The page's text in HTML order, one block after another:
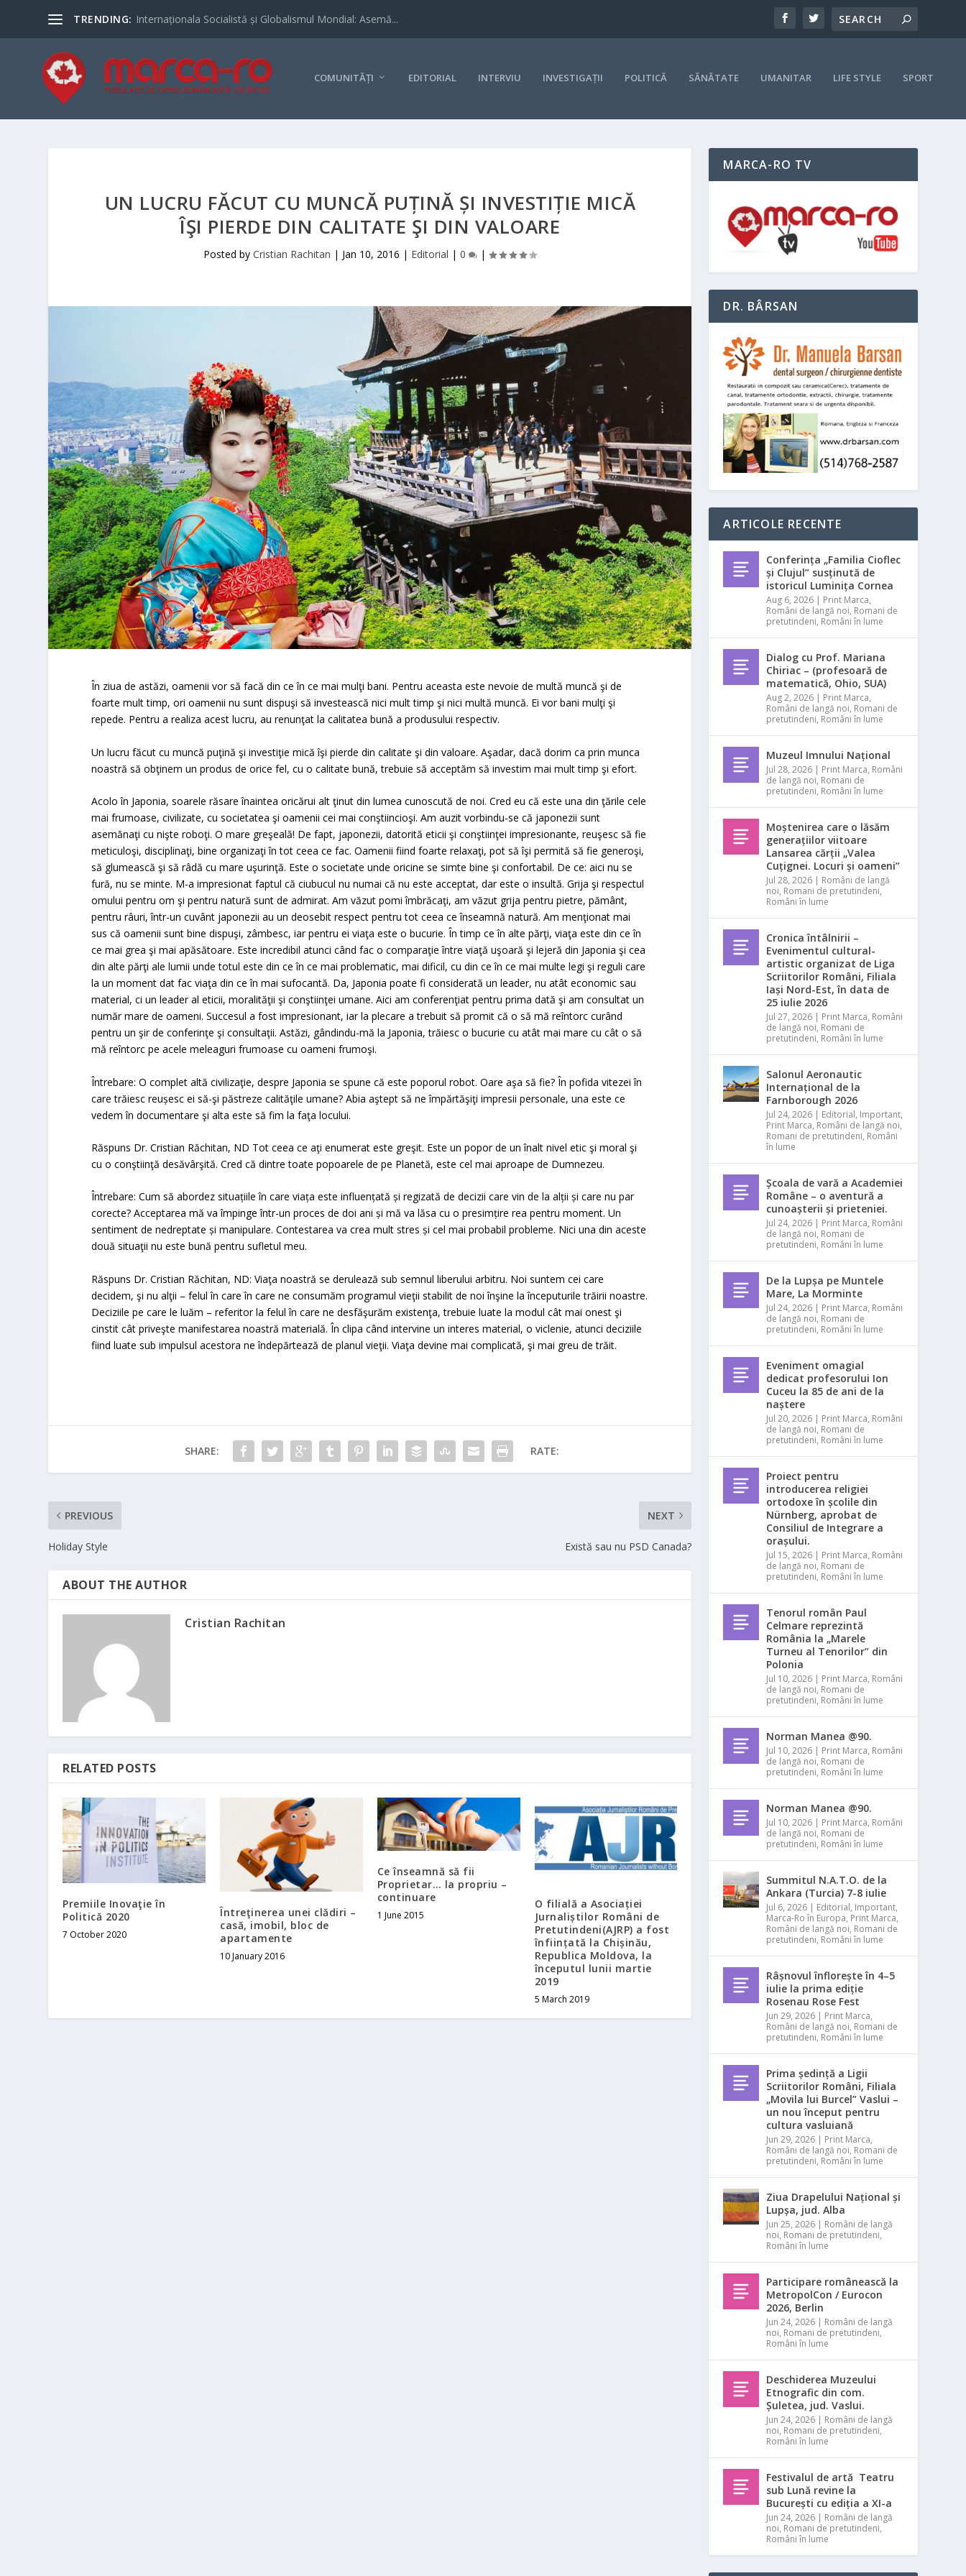
TRENDING: Internaționala Socialistă și Globalismul Mondial: Asemă...
COMUNITĂȚI EDITORIAL INTERVIU INVESTIGAȚII POLITICĂ SĂNĂTATE UMANITAR LIFE STYLE SPORT
UN LUCRU FĂCUT CU MUNCĂ PUȚINĂ ȘI INVESTIȚIE MICĂ
ÎŞI PIERDE DIN CALITATE ŞI DIN VALOARE
Posted byCristian Rachitan | Jan 10, 2016 | Editorial |0 |
În ziua de astăzi, oamenii vor să facă din ce în ce mai mulţi bani. Pentru aceasta este nevoie de multă muncă şi de
foarte mult timp, ori oamenii nu sunt dispuşi să investească nici mult timp şi nici multă muncă. Ei vor bani mulţi şi
repede. Pentru a realiza acest lucru, au renunţat la calitatea bună a produsului respectiv.
Un lucru făcut cu muncă puţină şi investiţie mică îşi pierde din calitate şi din valoare. Aşadar, dacă dorim ca prin munca
noastră să obţinem un produs de orice fel, cu o calitate bună, trebuie să acceptăm să investim mai mult timp şi efort.
Acolo în Japonia, soarele răsare înaintea oricărui alt ţinut din lumea cunoscută de noi. Cred eu că este una din ţările cele
mai frumoase, civilizate, cu societatea şi oamenii cei mai conştiincioşi. Am auzit vorbindu-se că japonezii sunt
asemănaţi cu nişte roboţi. O mare greşeală! De fapt, japonezii, datorită eticii şi conştiinţei impresionante, reuşesc să fie
meticuloşi, disciplinaţi, bine organizaţi în tot ceea ce fac. Oamenii fiind foarte relaxaţi, pot să îşi permită să fie generoşi,
să glumească şi să râdă cu mare uşurinţă. Este o societate unde oricine se simte bine şi confortabil. De ce: aici nu se
fură, nu se minte. M-a impresionat faptul că ciubucul nu numai că nu este acceptat, dar este o insultă. Grija şi respectul
omului pentru om şi pentru natură sunt de admirat. Am văzut pomi îmbrăcaţi, am văzut grija pentru pietre, pământ,
pentru râuri, într-un cuvânt japonezii au un deosebit respect pentru tot ceea ce înseamnă natură. Am menţionat mai
sus că oamenii sunt bine dispuşi, zâmbesc, iar pentru ei viaţa este o bucurie. În timp ce în alte părţi, viaţa este din ce în
ce mai grea şi mai apăsătoare. Este incredibil atunci când fac o comparaţie între viaţă uşoară şi lejeră din Japonia şi cea
din alte părţi ale lumii unde totul este din ce în ce mai problematic, mai dificil, cu din ce în ce mai multe legi şi reguli care
la un moment dat fac viaţa din ce în mai sufocantă. Da, Japonia poate fi considerată un leader, nu atât economic sau
material, ci un leader al eticii, moralităţii şi conştiinţei umane. Aici am conferenţiat pentru prima dată şi am consultat un
număr mare de oameni. Succesul a fost impresionant, iar la plecare a trebuit să promit că o să mă reîntorc curând
pentru un şir de conferinţe şi consultaţii. Astăzi, gândindu-mă la Japonia, trăiesc o bucurie cu atât mai mare cu cât o să
mă reîntorc pe acele meleaguri frumoase cu oameni frumoşi.
Întrebare: O complet altă civilizaţie, despre Japonia se spune că este poporul robot. Oare aşa să fie? În pofida vitezei în
care trăiesc reușesc ei să-şi păstreze calităţile umane? Abia aştept să ne împărtăşiţi impresii personale, una este ce
vedem în documentare şi alta este să fim la faţa locului.
Răspuns Dr. Cristian Răchitan, ND Tot ceea ce aţi enumerat este greşit. Este un popor de un înalt nivel etic şi moral şi
cu o conştiinţă desăvârşită. Cred că dintre toate popoarele de pe Planetă, este cel mai aproape de Dumnezeu.
Întrebare: Cum să abordez situațiile în care viața este influențată și regizată de decizii care vin de la alții și care nu par
corecte? Acceptarea mă va împinge într-un proces de doi ani și mă va lăsa cu o presimțire rea pentru moment. Un
sentiment de nedreptate și manipulare. Contestarea va crea mult stres și cel mai probabil probleme. Nici una din aceste
două situaţii nu este bună pentru sufletul meu.
Răspuns Dr. Cristian Răchitan, ND: Viaţa noastră se derulează sub semnul liberului arbitru. Noi suntem cei care
decidem, şi nu alţii – felul în care în care ne consumăm programul vieţii stabilit de noi înşine la începuturile trăirii noastre.
Deciziile pe care le luăm – referitor la felul în care ne desfăşurăm existenţa, trebuie luate la modul cât mai onest şi
cinstit cât priveşte manifestarea noastră materială. În clipa când intervine un interes material, o viclenie, atunci deciziile
fiind luate sub impulsul acestora ne îndepărtează de planul vieţii. Viaţa devine mai complicată, şi mai greu de trăit.
SHARE: RATE:
PREVIOUS
Holiday Style
NEXT
Există sau nu PSD Canada?
ABOUT THE AUTHOR
Cristian Rachitan
RELATED POSTS
Premiile Inovaţie în
Politică 2020
7 October 2020
Întreţinerea unei clădiri –
casă, imobil, bloc de
apartamente
10 January 2016
Ce înseamnă să fii
Proprietar… la propriu –
continuare
1 June 2015
O filială a Asociației
Jurnaliștilor Români de
Pretutindeni(AJRP) a fost
înființată la Chișinău,
Republica Moldova, la
începutul lunii martie
2019
5 March 2019
MARCA-RO TV
DR. BÂRSAN
ARTICOLE RECENTE
Conferința „Familia Cioflec
și Clujul” susținută de
istoricul Luminița Cornea
Aug 6, 2026 | Print Marca,
Români de langă noi, Romani de
pretutindeni, Români în lume
Dialog cu Prof. Mariana
Chiriac – (profesoară de
matematică, Ohio, SUA)
Aug 2, 2026 | Print Marca,
Români de langă noi, Romani de
pretutindeni, Români în lume
Muzeul Imnului Național
Jul 28, 2026 | Print Marca, Români
de langă noi, Romani de
pretutindeni, Români în lume
Moștenirea care o lăsăm
generațiilor viitoare
Lansarea cărții „Valea
Cuțignei. Locuri și oameni”
Jul 28, 2026 | Români de langă
noi, Romani de pretutindeni,
Români în lume
Cronica întâlnirii –
Evenimentul cultural-
artistic organizat de Liga
Scriitorilor Români, Filiala
Iași Nord-Est, în data de
25 iulie 2026
Jul 27, 2026 | Print Marca, Români
de langă noi, Romani de
pretutindeni, Români în lume
Salonul Aeronautic
Internațional de la
Farnborough 2026
Jul 24, 2026 | Editorial, Important,
Print Marca, Români de langă noi,
Romani de pretutindeni, Români
în lume
Școala de vară a Academiei
Române – o aventură a
cunoașterii și prieteniei.
Jul 24, 2026 | Print Marca, Români
de langă noi, Romani de
pretutindeni, Români în lume
De la Lupșa pe Muntele
Mare, La Morminte
Jul 24, 2026 | Print Marca, Români
de langă noi, Romani de
pretutindeni, Români în lume
Eveniment omagial
dedicat profesorului Ion
Cuceu la 85 de ani de la
naștere
Jul 20, 2026 | Print Marca, Români
de langă noi, Romani de
pretutindeni, Români în lume
Proiect pentru
introducerea religiei
ortodoxe în școlile din
Nürnberg, aprobat de
Consiliul de Integrare a
orașului.
Jul 15, 2026 | Print Marca, Români
de langă noi, Romani de
pretutindeni, Români în lume
Tenorul român Paul
Celmare reprezintă
România la „Marele
Turneu al Tenorilor” din
Polonia
Jul 10, 2026 | Print Marca, Români
de langă noi, Romani de
pretutindeni, Români în lume
Norman Manea @90.
Jul 10, 2026 | Print Marca, Români
de langă noi, Romani de
pretutindeni, Români în lume
Norman Manea @90.
Jul 10, 2026 | Print Marca, Români
de langă noi, Romani de
pretutindeni, Români în lume
Summitul N.A.T.O. de la
Ankara (Turcia) 7-8 iulie
Jul 6, 2026 | Editorial, Important,
Marca-Ro în Europa, Print Marca,
Români de langă noi, Romani de
pretutindeni, Români în lume
Râșnovul înflorește în 4–5
iulie la prima ediție
Rosenau Rose Fest
Jun 29, 2026 | Print Marca,
Români de langă noi, Romani de
pretutindeni, Români în lume
Prima ședință a Ligii
Scriitorilor Români, Filiala
„Movila lui Burcel” Vaslui –
un nou început pentru
cultura vasluiană
Jun 29, 2026 | Print Marca,
Români de langă noi, Romani de
pretutindeni, Români în lume
Ziua Drapelului Național și
Lupșa, jud. Alba
Jun 25, 2026 | Români de langă
noi, Romani de pretutindeni,
Români în lume
Participare românească la
MetropolCon / Eurocon
2026, Berlin
Jun 24, 2026 | Români de langă
noi, Romani de pretutindeni,
Români în lume
Deschiderea Muzeului
Etnografic din com.
Șuletea, jud. Vaslui.
Jun 24, 2026 | Români de langă
noi, Romani de pretutindeni,
Români în lume
Festivalul de artă Teatru
sub Lună revine la
București cu ediția a XI-a
Jun 24, 2026 | Români de langă
noi, Romani de pretutindeni,
Români în lume